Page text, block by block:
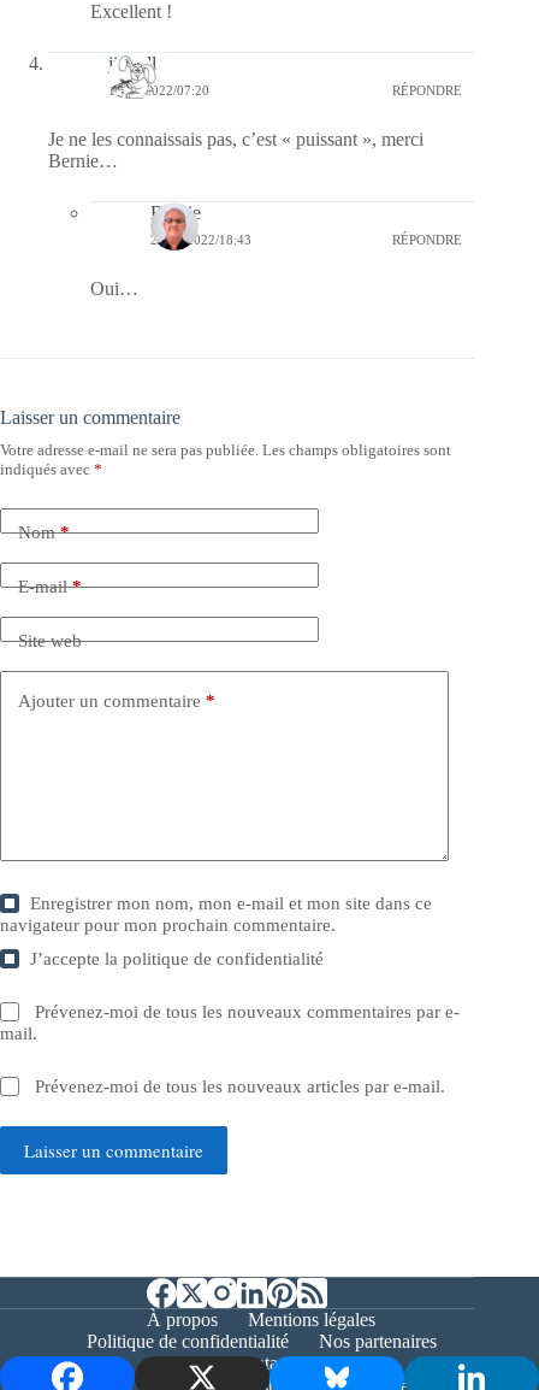
Excellent !
jill bill
17/12/2022/07:20 RÉPONDRE
Je ne les connaissais pas, c’est « puissant », merci
Bernie…
Bernie
28/12/2022/18:43 RÉPONDRE
Oui…
Laisser un commentaire
Votre adresse e-mail ne sera pas publiée. Les champs obligatoires sont
indiqués avec *
Nom*
E-mail*
Site web
Ajouter un commentaire *
Enregistrer mon nom, mon e-mail et mon site dans ce
navigateur pour mon prochain commentaire.
J’accepte lapolitique de confidentialité
Prévenez-moi de tous les nouveaux commentaires par e-
mail.
Prévenez-moi de tous les nouveaux articles par e-mail.
Laisser un commentaire
À propos
Mentions légales
Politique de confidentialité
Nos partenaires
Contact
Copyright © 2026 - Bernieshoot.fr Journal Web